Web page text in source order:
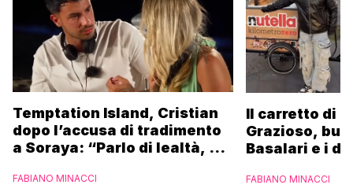
Temptation Island, Cristian
dopo l’accusa di tradimento
a Soraya: “Parlo di lealtà, ma
FABIANO MINACCI
Il carretto di
Grazioso,
Basalari e i
Ferrero”
FABIANO MINACCI